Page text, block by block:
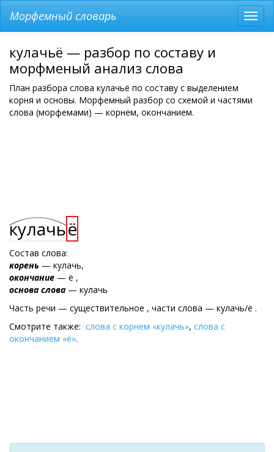
меню
Морфемный словарь
кулачьё — разбор по составу и
морфменый анализ слова
План разбора слова кулачьё по составу с выделением
корня и основы. Морфемный разбор со схемой и частями
слова (морфемами) — корнем, окончанием.
кулачьё
Состав слова:
корень — кулачь,
окончание — ё ,
основа слова — кулачь
Часть речи — существительное , части слова — кулачь/ё .
Смотрите также: слова с корнем «кулачь», слова с
окончанием «ё».